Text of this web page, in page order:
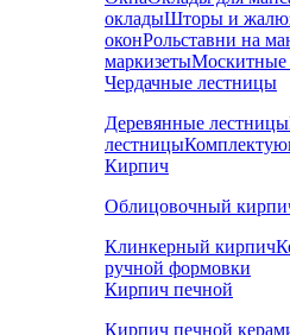
окладыШторы и
оконРольставни на
маркизетыМоскитные
Чердачные лестницы
Деревянные лестницы
лестницы
Кирпич
Облицовочный
Клинкерный кирпич
ручной формовки
Кирпич печной
Кирпич печной